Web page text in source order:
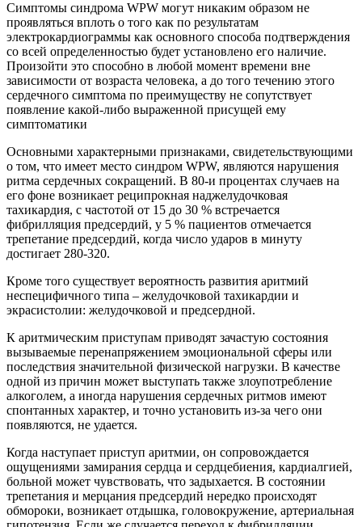
Симптомы синдрома WPW могут никаким образом не
проявляться вплоть о того как по результатам
электрокардиограммы как основного способа подтверждения
со всей определенностью будет установлено его наличие.
Произойти это способно в любой момент времени вне
зависимости от возраста человека, а до того течению этого
сердечного симптома по преимуществу не сопутствует
появление какой-либо выраженной присущей ему
симптоматики
Основными характерными признаками, свидетельствующими
о том, что имеет место синдром WPW, являются нарушения
ритма сердечных сокращений. В 80-и процентах случаев на
его фоне возникает реципрокная наджелудочковая
тахикардия, с частотой от 15 до 30 % встречается
фибрилляция предсердий, у 5 % пациентов отмечается
трепетание предсердий, когда число ударов в минуту
достигает 280-320.
Кроме того существует вероятность развития аритмий
неспецифичного типа – желудочковой тахикардии и
экрасистолии: желудочковой и предсердной.
К аритмическим приступам приводят зачастую состояния
вызываемые перенапряжением эмоциональной сферы или
последствия значительной физической нагрузки. В качестве
одной из причин может выступать также злоупотребление
алкоголем, а иногда нарушения сердечных ритмов имеют
спонтанных характер, и точно установить из-за чего они
появляются, не удается.
Когда наступает приступ аритмии, он сопровождается
ощущениями замирания сердца и сердцебиения, кардиалгией,
больной может чувствовать, что задыхается. В состоянии
трепетания и мерцания предсердий нередко происходят
обмороки, возникает отдышка, головокружение, артериальная